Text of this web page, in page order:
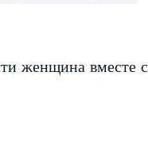
женщина вместе